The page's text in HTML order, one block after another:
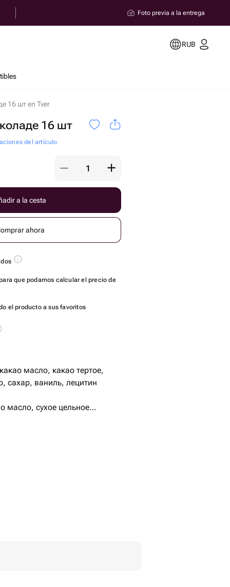
Foto previa a la entrega
RUB
16 шт en Tver
16 шт
del artículo
a la cesta
ahora
que podamos calcular el precio de
el producto a sus favoritos
масло, какао тертое,
сахар, ваниль, лецитин
масло, сухое цельное